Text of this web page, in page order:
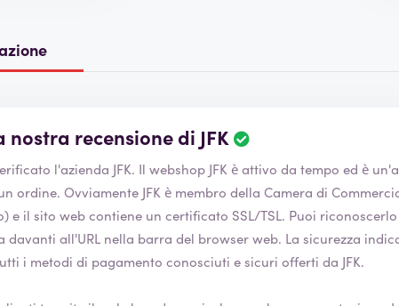
nostra recensione di JFK
L
v
a
l
u
t
a
Abbiamo verificato l'azienda JFK. Il webshop JFK è attivo da tempo ed è
della Camera di Commercio (Camera di
web contiene un certificato SSL/TSL. Puoi riconoscerlo dal lucchetto chiuso
all'URL nella barra del browser web. La sicurezza indica che puoi utilizzare in
i metodi di pagamento conosciuti e sicuri offerti da JFK.